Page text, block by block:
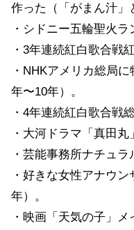
作った（「がまん汁」
・シドニー五輪聖火ラ
・3年連続紅白歌合戦
・NHKアメリカ総局
年〜10年）。
・4年連続紅白歌合戦
・大河ドラマ「真田丸
・芸能事務所ナチュラ
・好きな女性アナウ
年）。
・映画「天気の子」